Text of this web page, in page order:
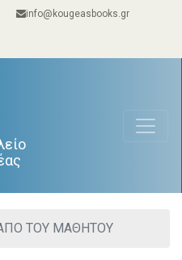
info@kougeasbooks.gr
ΤΟΥ ΜΑΘΗΤΟΥ